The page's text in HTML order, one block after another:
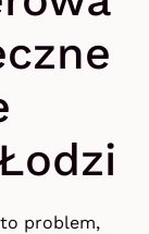
problem,